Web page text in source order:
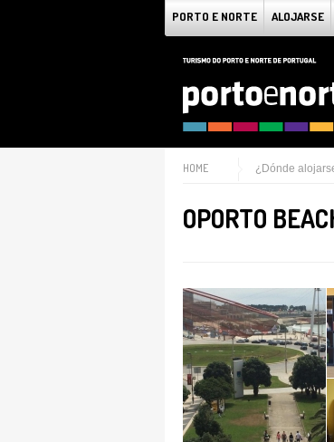
PORTO E NORTE ALOJARSE
HOME ¿Dónde
OPORTO